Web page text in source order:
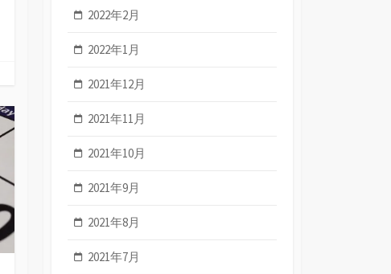
2022年2月
2022年1月
2021年12月
2021年11月
2021年10月
2021年9月
2021年8月
2021年7月